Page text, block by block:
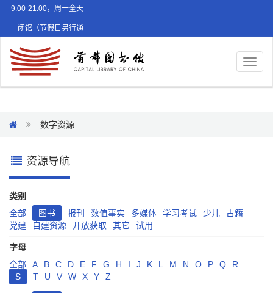
9:00-21:00，周一全天
闭馆（节假日另行通
数字资源
资源导航
类别
全部
图书 报刊 数值事实 多媒体 学习考试 少儿
古籍
党建
自建资源 开放获取 其它 试用
字母
全部
A B C D E F G H I J K L M N O P Q
R
S
T U V W X Y Z